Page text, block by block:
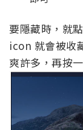
要隱藏時，就
icon 就會被收
爽許多，再按